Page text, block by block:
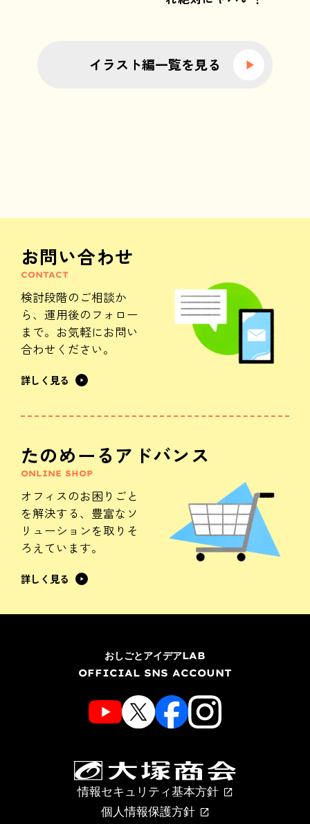
イラスト編一覧を見る
お問い合わせ
CONTACT
検討段階のご相談か
ら、 運用後のフォロー
まで。 お気軽にお問い
合わせください。
詳しく見る
たのめーるアドバンス
ONLINE SHOP
オフィスのお困りごと
を解決する、 豊富なソ
リューションを取りそ
ろえています。
詳しく見る
おしごとアイデアLAB
OFFICIAL SNS ACCOUNT
情報セキュリティ基本方針
個人情報保護方針